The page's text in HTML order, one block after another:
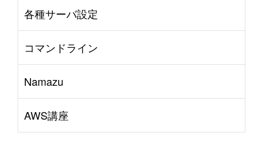
各種サーバ設定
コマンドライン
Namazu
AWS講座